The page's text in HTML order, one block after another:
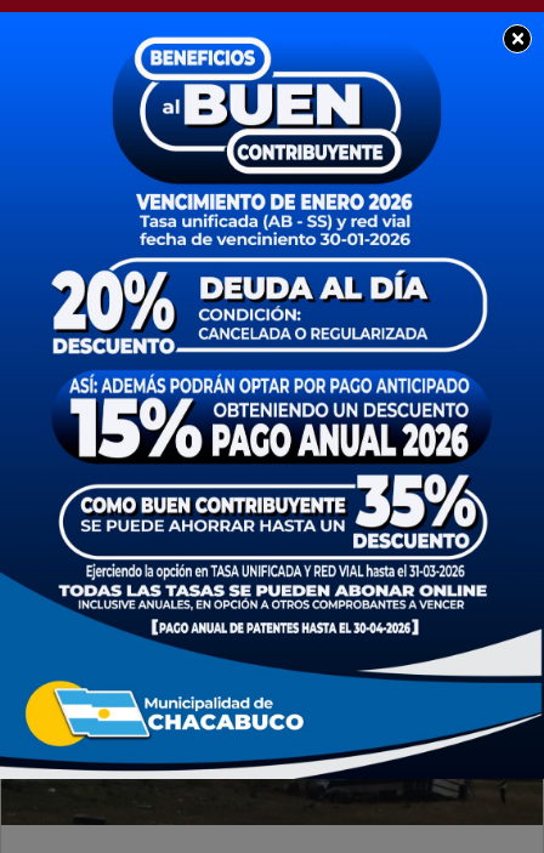
×
Triste noticia: un joven
camionero de nuestra
ciudad falleció en un
accidente